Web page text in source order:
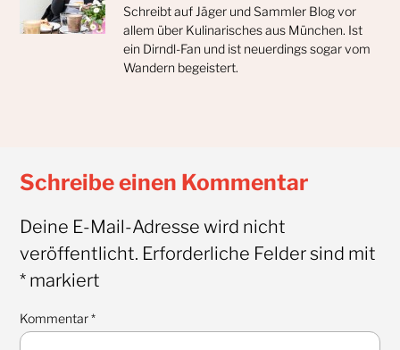
Schreibt auf Jäger und Sammler Blog vor
allem über Kulinarisches aus München. Ist
ein Dirndl-Fan und ist neuerdings sogar vom
Wandern begeistert.
Schreibe einen Kommentar
Deine E-Mail-Adresse wird nicht
veröffentlicht. Erforderliche Felder sind mit
*markiert
Kommentar*